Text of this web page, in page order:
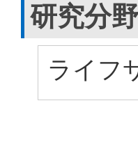
研究分野
ライフ